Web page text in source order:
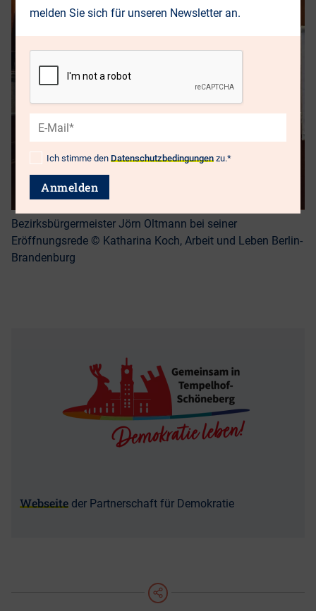
Bezirksbürgermeister Jörn Oltmann bei seiner
Eröffnungsrede © Katharina Koch, Arbeit und Leben Berlin-
Brandenburg
Webseite der Partnerschaft für Demokratie
teilen
melden Sie sich für unseren Newsletter an.
E-
Mail*
Datenschutz*
Ich stimme denDatenschutzbedingungen zu.*
Anmelden